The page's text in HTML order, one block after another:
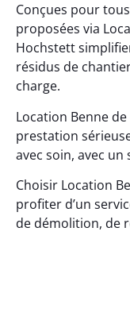
Conçues pour
proposées via
Hochstett
résidus de
charge.
Location Benne
prestation
avec soin, avec
Choisir Location
profiter d’un
de démolition, de